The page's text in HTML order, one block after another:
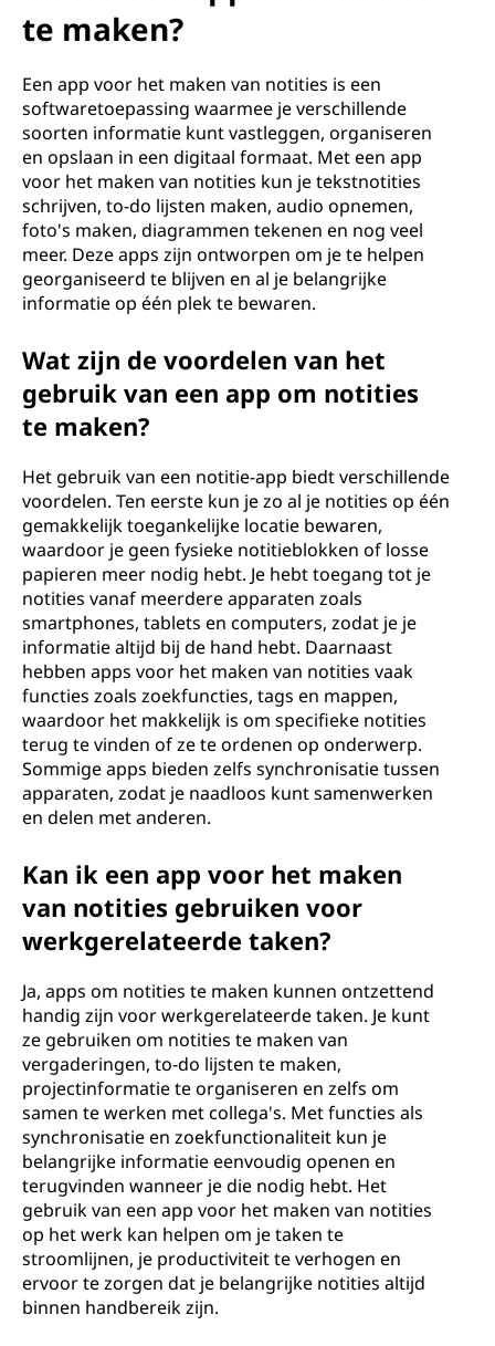
m
te maken?
Een app voor het maken van notities is een
softwaretoepassing waarmee je verschillende
soorten informatie kunt vastleggen, organiseren
en opslaan in een digitaal formaat. Met een app
voor het maken van notities kun je tekstnotities
schrijven, to-do lijsten maken, audio opnemen,
foto's maken, diagrammen tekenen en nog veel
meer. Deze apps zijn ontworpen om je te helpen
georganiseerd te blijven en al je belangrijke
informatie op één plek te bewaren.
Wat zijn de voordelen van het
gebruik van een app om notities
te maken?
Het gebruik van een notitie-app biedt verschillende
voordelen. Ten eerste kun je zo al je notities op één
gemakkelijk toegankelijke locatie bewaren,
waardoor je geen fysieke notitieblokken of losse
papieren meer nodig hebt. Je hebt toegang tot je
notities vanaf meerdere apparaten zoals
smartphones, tablets en computers, zodat je je
informatie altijd bij de hand hebt. Daarnaast
hebben apps voor het maken van notities vaak
functies zoals zoekfuncties, tags en mappen,
waardoor het makkelijk is om specifieke notities
terug te vinden of ze te ordenen op onderwerp.
Sommige apps bieden zelfs synchronisatie tussen
apparaten, zodat je naadloos kunt samenwerken
en delen met anderen.
Kan ik een app voor het maken
van notities gebruiken voor
werkgerelateerde taken?
Ja, apps om notities te maken kunnen ontzettend
handig zijn voor werkgerelateerde taken. Je kunt
ze gebruiken om notities te maken van
vergaderingen, to-do lijsten te maken,
projectinformatie te organiseren en zelfs om
samen te werken met collega's. Met functies als
synchronisatie en zoekfunctionaliteit kun je
belangrijke informatie eenvoudig openen en
terugvinden wanneer je die nodig hebt. Het
gebruik van een app voor het maken van notities
op het werk kan helpen om je taken te
stroomlijnen, je productiviteit te verhogen en
ervoor te zorgen dat je belangrijke notities altijd
binnen handbereik zijn.